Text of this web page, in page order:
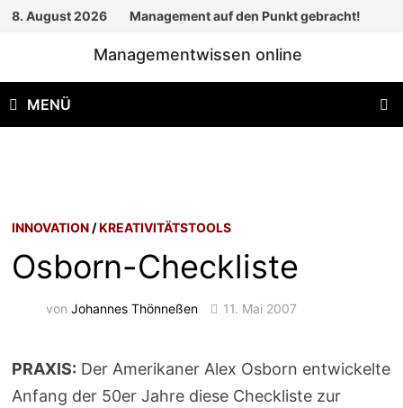
Zum
8. August 2026 Management auf den Punkt gebracht!
Managementwissen online
MENÜ
INNOVATION /KREATIVITÄTSTOOLS
Osborn-Checkliste
vonJohannes Thönneßen 11. Mai 2007
PRAXIS: Der Amerikaner Alex Osborn entwickelte
Anfang der 50er Jahre diese Checkliste zur